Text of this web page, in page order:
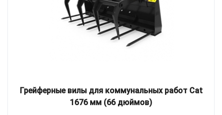
Грейферные вилы для коммунальных работ Cat
1676 мм (66 дюймов)